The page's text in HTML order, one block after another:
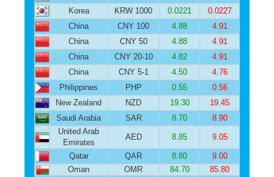
Korea
KRW 1000 0.0221
0.0227
China
CNY 100 4.88
4.91
China
CNY 50 4.88
4.91
China
CNY 20-10 4.82
4.91
China
CNY 5-1 4.50
4.76
Philippines
PHP 0.55
0.56
New Zealand
NZD 19.30
19.45
Saudi Arabia
SAR 8.70
8.90
United Arab
Emirates
AED 8.85 9.05
Qatar QAR 8.80
9.00
Oman
OMR 84.70
85.80